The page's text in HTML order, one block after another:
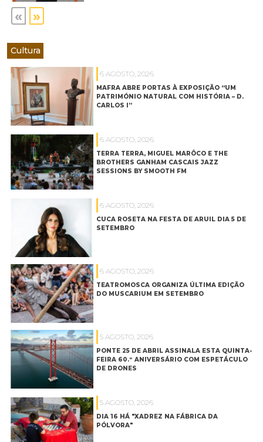
« »
Cultura
6 AGOSTO, 2026
MAFRA ABRE PORTAS À EXPOSIÇÃO “UM
PATRIMÓNIO NATURAL COM HISTÓRIA – D.
CARLOS I”
6 AGOSTO, 2026
TERRA TERRA, MIGUEL MARÔCO E THE
BROTHERS GANHAM CASCAIS JAZZ
SESSIONS BY SMOOTH FM
6 AGOSTO, 2026
CUCA ROSETA NA FESTA DE ARUIL DIA 5 DE
SETEMBRO
6 AGOSTO, 2026
TEATROMOSCA ORGANIZA ÚLTIMA EDIÇÃO
DO MUSCARIUM EM SETEMBRO
5 AGOSTO, 2026
PONTE 25 DE ABRIL ASSINALA ESTA QUINTA-
FEIRA 60.º ANIVERSÁRIO COM ESPETÁCULO
DE DRONES
5 AGOSTO, 2026
DIA 16 HÁ "XADREZ NA FÁBRICA DA
PÓLVORA"